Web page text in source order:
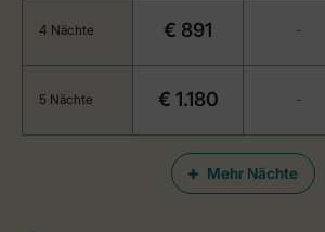
Mehr Nächte
4 Nächte € 891 -
5 Nächte € 1.180 -